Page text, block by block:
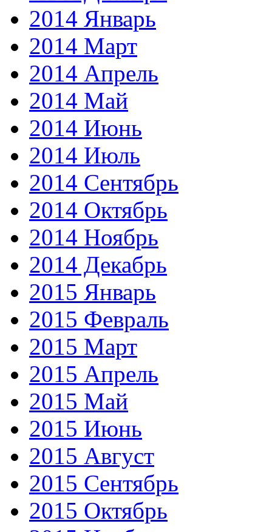
2014 Январь
2014 Март
2014 Апрель
2014 Май
2014 Июнь
2014 Июль
2014 Сентябрь
2014 Октябрь
2014 Ноябрь
2014 Декабрь
2015 Январь
2015 Февраль
2015 Март
2015 Апрель
2015 Май
2015 Июнь
2015 Август
2015 Сентябрь
2015 Октябрь